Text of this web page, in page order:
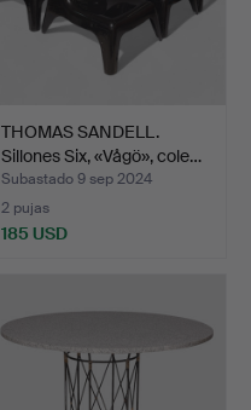
THOMAS SANDELL.
Sillones Six, «Vågö», cole…
Subastado 9 sep 2024
2 pujas
185 USD